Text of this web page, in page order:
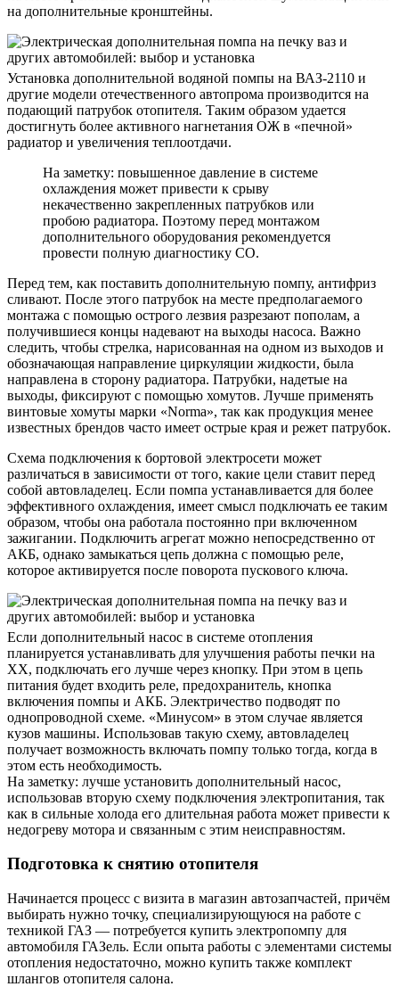
на дополнительные кронштейны.
Установка дополнительной водяной помпы на ВАЗ-2110 и
другие модели отечественного автопрома производится на
подающий патрубок отопителя. Таким образом удается
достигнуть более активного нагнетания ОЖ в «печной»
радиатор и увеличения теплоотдачи.
На заметку: повышенное давление в системе
охлаждения может привести к срыву
некачественно закрепленных патрубков или
пробою радиатора. Поэтому перед монтажом
дополнительного оборудования рекомендуется
провести полную диагностику СО.
Перед тем, как поставить дополнительную помпу, антифриз
сливают. После этого патрубок на месте предполагаемого
монтажа с помощью острого лезвия разрезают пополам, а
получившиеся концы надевают на выходы насоса. Важно
следить, чтобы стрелка, нарисованная на одном из выходов и
обозначающая направление циркуляции жидкости, была
направлена в сторону радиатора. Патрубки, надетые на
выходы, фиксируют с помощью хомутов. Лучше применять
винтовые хомуты марки «Norma», так как продукция менее
известных брендов часто имеет острые края и режет патрубок.
Схема подключения к бортовой электросети может
различаться в зависимости от того, какие цели ставит перед
собой автовладелец. Если помпа устанавливается для более
эффективного охлаждения, имеет смысл подключать ее таким
образом, чтобы она работала постоянно при включенном
зажигании. Подключить агрегат можно непосредственно от
АКБ, однако замыкаться цепь должна с помощью реле,
которое активируется после поворота пускового ключа.
Если дополнительный насос в системе отопления
планируется устанавливать для улучшения работы печки на
ХХ, подключать его лучше через кнопку. При этом в цепь
питания будет входить реле, предохранитель, кнопка
включения помпы и АКБ. Электричество подводят по
однопроводной схеме. «Минусом» в этом случае является
кузов машины. Использовав такую схему, автовладелец
получает возможность включать помпу только тогда, когда в
этом есть необходимость.
На заметку: лучше установить дополнительный насос,
использовав вторую схему подключения электропитания, так
как в сильные холода его длительная работа может привести к
недогреву мотора и связанным с этим неисправностям.
Подготовка к снятию отопителя
Начинается процесс с визита в магазин автозапчастей, причём
выбирать нужно точку, специализирующуюся на работе с
техникой ГАЗ — потребуется купить электропомпу для
автомобиля ГАЗель. Если опыта работы с элементами системы
отопления недостаточно, можно купить также комплект
шлангов отопителя салона.